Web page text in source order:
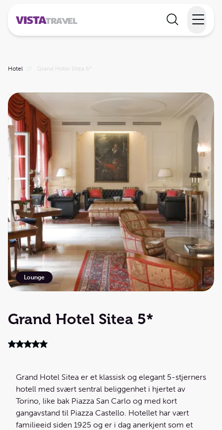
Temareiser
Reisekalender
Informasjon
Min reise
Hotel // Grand Hotel Sitea 5*
Lounge
Grand Hotel Sitea 5*
Grand Hotel Sitea er et klassisk og elegant 5-stjerners
hotell med svært sentral beliggenhet i hjertet av
Torino, like bak Piazza San Carlo og med kort
gangavstand til Piazza Castello. Hotellet har vært
familieeid siden 1925 og er i dag anerkjent som et